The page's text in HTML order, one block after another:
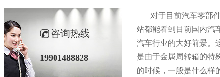
对于目前汽车零部件行
站都能看到目前国内汽
汽车行业的大好前景
是由于金属周转箱的特
的时候，一般是什
咨询热线
19901488828